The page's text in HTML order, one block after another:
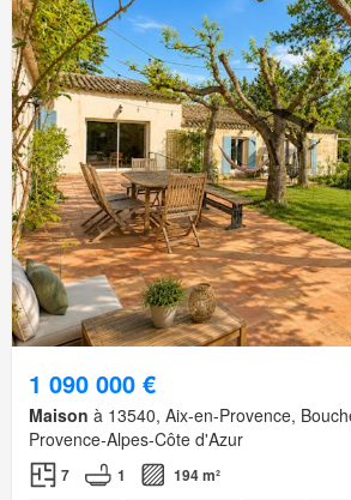
1 090 000 €
Maison à 13540, Aix-en-Provence,
Provence-Alpes-Côte d'Azur
7 1 194 m²